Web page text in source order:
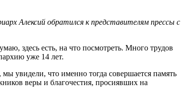
Алексий обратился к представителям прессы с
здесь есть, на что посмотреть. Много трудов
уже 14 лет.
увидели, что именно тогда совершается память
веры и благочестия, просиявших на